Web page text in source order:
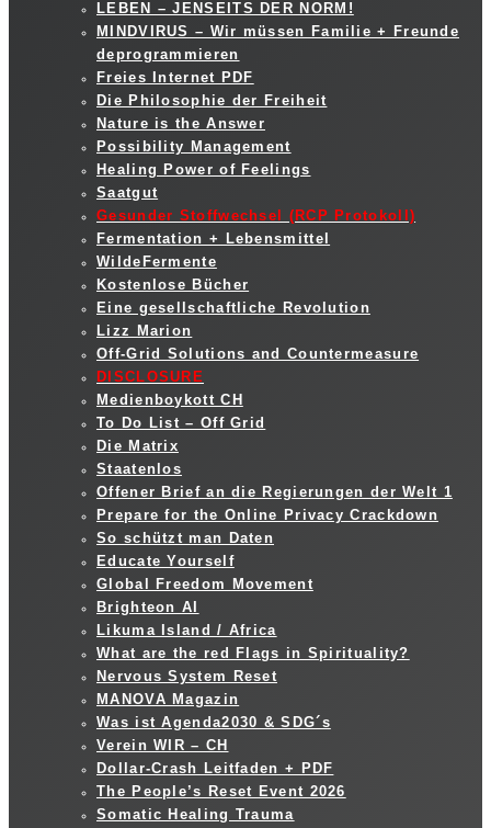
LEBEN – JENSEITS DER NORM!
MINDVIRUS – Wir müssen Familie + Freunde
deprogrammieren
Freies Internet PDF
Die Philosophie der Freiheit
Nature is the Answer
Possibility Management
Healing Power of Feelings
Saatgut
Gesunder Stoffwechsel (RCP Protokoll)
Fermentation + Lebensmittel
WildeFermente
Kostenlose Bücher
Eine gesellschaftliche Revolution
Lizz Marion
Off-Grid Solutions and Countermeasure
DISCLOSURE
Medienboykott CH
To Do List – Off Grid
Die Matrix
Staatenlos
Offener Brief an die Regierungen der Welt 1
Prepare for the Online Privacy Crackdown
So schützt man Daten
Educate Yourself
Global Freedom Movement
Brighteon AI
Likuma Island / Africa
What are the red Flags in Spirituality?
Nervous System Reset
MANOVA Magazin
Was ist Agenda2030 & SDG´s
Verein WIR – CH
Dollar-Crash Leitfaden + PDF
The People’s Reset Event 2026
Somatic Healing Trauma